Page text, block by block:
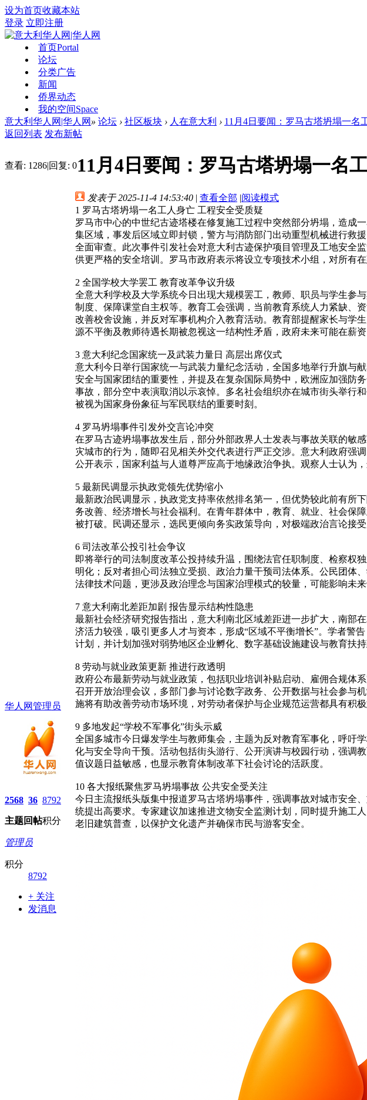
设为首页收藏本站
登录 立即注册
首页Portal
论坛
分类广告
新闻
侨界动态
我的空间Space
意大利华人网|华人网 » 论坛 › 社区板块 › 人在意大利 › 11月4日要闻：罗马古塔坍塌一名
返回列表 发布新帖
查看: 1286|回复: 011月4日要闻：罗马古塔坍塌一名
华人网管理员
2568
主题
36
回帖
8792
积分
管理员
积分
8792
+ 关注
发消息
发表于 2025-11-4 14:53:40 | 查看全部 |阅读模式
1 罗马古塔坍塌一名工人身亡 工程安全受质疑
罗马市中心的中世纪古迹塔楼在修复施工过程中突然部分坍塌，造成
集区域，事发后区域立即封锁，警方与消防部门出动重型机械进行救
全面审查。此次事件引发社会对意大利古迹保护项目管理及工地安全
供更严格的安全培训。罗马市政府表示将设立专项技术小组，对所有
2 全国学校大学罢工 教育改革争议升级
全意大利学校及大学系统今日出现大规模罢工，教师、职员与学生参
制度、保障课堂自主权等。教育工会强调，当前教育系统人力紧缺、
改善校舍设施，并反对军事机构介入教育活动。教育部提醒家长与学
源不平衡及教师待遇长期被忽视这一结构性矛盾，政府未来可能在薪
3 意大利纪念国家统一及武装力量日 高层出席仪式
意大利今日举行国家统一与武装力量纪念活动，全国多地举行升旗与
安全与国家团结的重要性，并提及在复杂国际局势中，欧洲应加强防
事故，部分空中表演取消以示哀悼。多名社会组织亦在城市街头举行
被视为国家身份象征与军民联结的重要时刻。
4 罗马坍塌事件引发外交言论冲突
在罗马古迹坍塌事故发生后，部分外部政界人士发表与事故关联的敏
灾城市的行为，随即召见相关外交代表进行严正交涉。意大利政府强
公开表示，国家利益与人道尊严应高于地缘政治争执。观察人士认为
5 最新民调显示执政党领先优势缩小
最新政治民调显示，执政党支持率依然排名第一，但优势较此前有所
务改善、经济增长与社会福利。在青年群体中，教育、就业、社会保
被打破。民调还显示，选民更倾向务实政策导向，对极端政治言论接
6 司法改革公投引社会争议
即将举行的司法制度改革公投持续升温，围绕法官任职制度、检察权
明化；反对者担心司法独立受损、政治力量干预司法体系。公民团体
法律技术问题，更涉及政治理念与国家治理模式的较量，可能影响未
7 意大利南北差距加剧 报告显示结构性隐患
最新社会经济研究报告指出，意大利南北区域差距进一步扩大，南部
济活力较强，吸引更多人才与资本，形成“区域不平衡增长”。学者警
计划，并计划加强对弱势地区企业孵化、数字基础设施建设与教育扶
8 劳动与就业政策更新 推进行政透明
政府公布最新劳动与就业政策，包括职业培训补贴启动、雇佣合规体
召开开放治理会议，多部门参与讨论数字政务、公开数据与社会参与
施将有助改善劳动市场环境，对劳动者保护与企业规范运营都具有积极
9 多地发起“学校不军事化”街头示威
全国多城市今日爆发学生与教师集会，主题为反对教育军事化，呼吁
化与安全导向干预。活动包括街头游行、公开演讲与校园行动，强调
值议题日益敏感，也显示教育体制改革下社会讨论的活跃度。
10 各大报纸聚焦罗马坍塌事故 公共安全受关注
今日主流报纸头版集中报道罗马古塔坍塌事件，强调事故对城市安全
统提出高要求。专家建议加速推进文物安全监测计划，同时提升施工
老旧建筑普查，以保护文化遗产并确保市民与游客安全。